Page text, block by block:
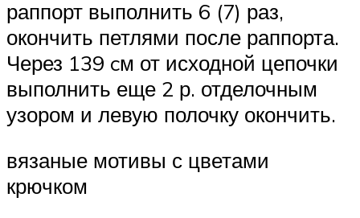
раппорт выполнить 6 (7) раз,
окончить петлями после раппорта.
Через 139 cм от исходной цепочки
выполнить еще 2 р. отделочным
узором и левую полочку окончить.
вязаные мотивы с цветами
крючком